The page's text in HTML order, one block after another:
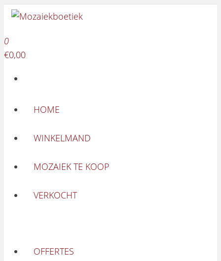
Ga naar de inhoud
0
€0,00
HOME
WINKELMAND
MOZAIEK TE KOOP
VERKOCHT
OFFERTES